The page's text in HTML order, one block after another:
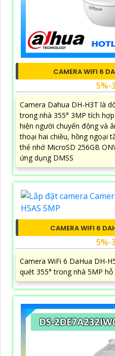
CAMERA WIFI 6
5%-
Camera Dahua DH-H3T là
trong nhà 355° 3MP tích
hiện người chuyển động và
thoại hai chiều, hồng ngoại
thẻ nhớ MicroSD 256GB
ứng dụng DMSS
CAMERA WIFI 6
5%-
Camera WiFi 6 DaHua DH-
quét 355° trong nhà 5MP